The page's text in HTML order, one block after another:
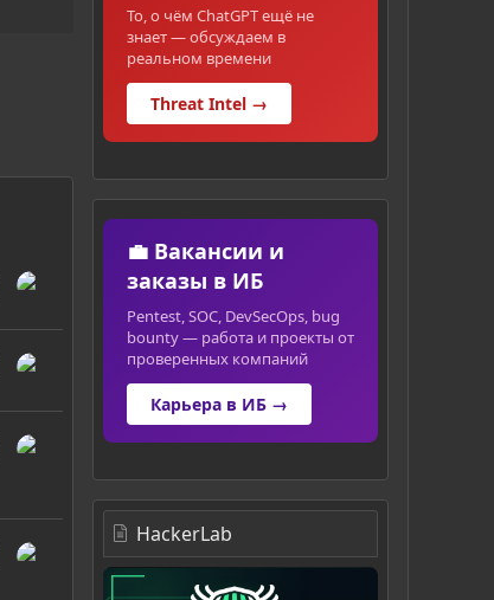
То, о чём ChatGPT ещё не
знает — обсуждаем в
реальном времени
Threat Intel →
💼 Вакансии и
заказы в ИБ
Pentest, SOC, DevSecOps, bug
bounty — работа и проекты от
проверенных компаний
Карьера в ИБ →
HackerLab